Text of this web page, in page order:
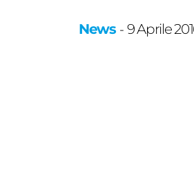
News - 9 Aprile